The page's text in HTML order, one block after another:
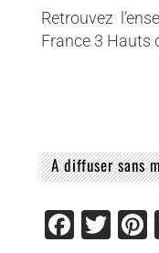
Retrouvez
France 3 Hauts
A diffuser sans
F T